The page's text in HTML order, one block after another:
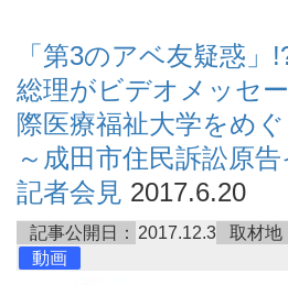
「第3のアベ友疑惑」
総理がビデオメッセ
際医療福祉大学をめ
～成田市住民訴訟原
記者会見 2017.6.20
記事公開日： 2017.12.3 取材地
動画